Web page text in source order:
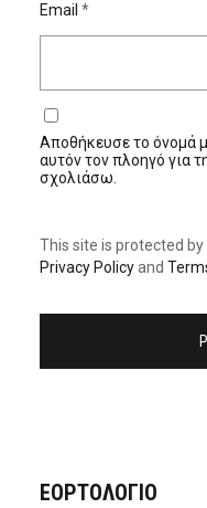
Email *
Αποθήκευσε το όνομά
αυτόν τον πλοηγό για
σχολιάσω.
This site is protected by
Privacy Policyand
ΕΟΡΤΟΛΟΓΙΟ